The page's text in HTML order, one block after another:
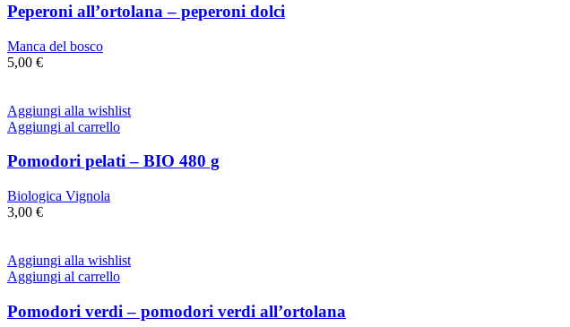
Peperoni all’ortolana – peperoni dolci
Manca del bosco
5,00 €
Aggiungi alla wishlist
Aggiungi al carrello
Pomodori pelati – BIO 480 g
Biologica Vignola
3,00 €
Aggiungi alla wishlist
Aggiungi al carrello
Pomodori verdi – pomodori verdi all’ortolana